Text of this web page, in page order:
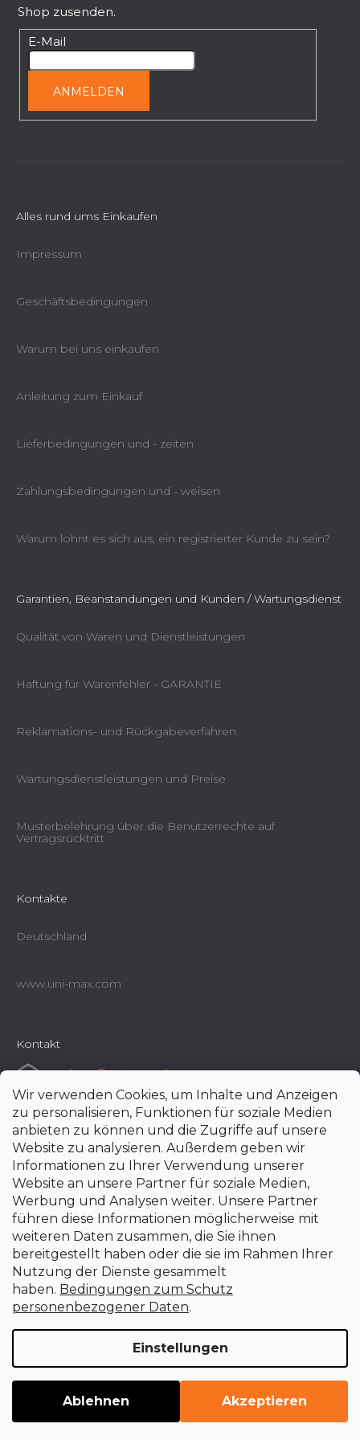
Wir verwenden Cookies, um Inhalte und Anzeigen
zu personalisieren, Funktionen für soziale Medien
anbieten zu können und die Zugriffe auf unsere
Website zu analysieren. Außerdem geben wir
Informationen zu Ihrer Verwendung unserer
Website an unsere Partner für soziale Medien,
Werbung und Analysen weiter. Unsere Partner
führen diese Informationen möglicherweise mit
weiteren Daten zusammen, die Sie ihnen
bereitgestellt haben oder die sie im Rahmen Ihrer
Nutzung der Dienste gesammelt
haben. Bedingungen zum Schutz
personenbezogener Daten.
Einstellungen
Ablehnen Akzeptieren
Shop zusenden.
E-Mail
ANMELDEN
Alles rund ums Einkaufen
Impressum
Geschäftsbedingungen
Warum bei uns einkaufen
Anleitung zum Einkauf
Lieferbedingungen und - zeiten
Zahlungsbedingungen und - weisen
Warum lohnt es sich aus, ein registrierter Kunde zu sein?
Garantien, Beanstandungen und Kunden / Wartungsdienst
Qualität von Waren und Dienstleistungen
Haftung für Warenfehler - GARANTIE
Reklamations- und Rückgabeverfahren
Wartungsdienstleistungen und Preise
Musterbelehrung über die Benutzerrechte auf
Vertragsrücktritt
Kontakte
Deutschland
www.uni-max.com
Kontakt
e-shop@uni-max.de
+420 266 190 190
Erstellt von Shoptet Premium
Einstellungen ändern